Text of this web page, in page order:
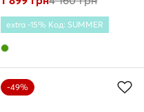
extra -15% Код: SUMMER
-49%